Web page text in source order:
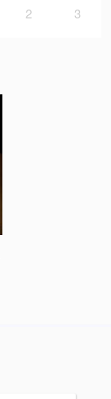
2 3